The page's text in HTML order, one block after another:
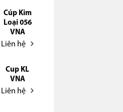
Cúp Kim
Loại 056
VNA
Liên hệ
Cup KL
VNA
Liên hệ